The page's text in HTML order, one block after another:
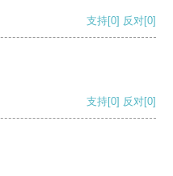
支持[0] 反对[0]
支持[0] 反对[0]